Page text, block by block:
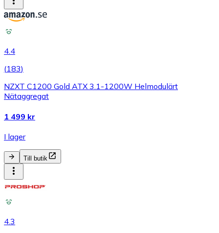
4.4
(183)
NZXT C1200 Gold ATX 3.1-1200W Helmodulärt
Nätaggregat
1 499 kr
I lager
Till butik
4.3